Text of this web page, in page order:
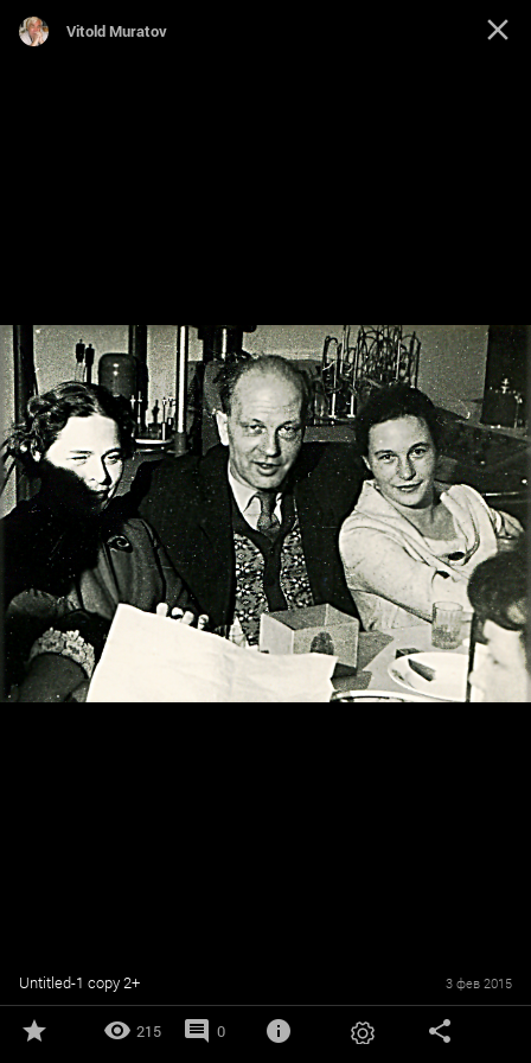
Vitold Muratov
Untitled-1 copy 2+ 3 фев 2015
215 0